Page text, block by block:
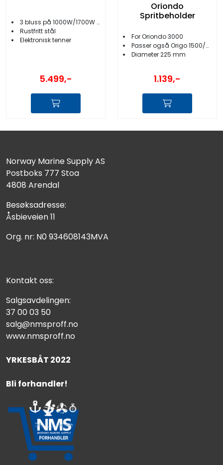
3 bluss på 1000W/1700W og 3000W
Rustfritt stål
Elektronisk tenner
5.499,-
Oriondo
Spritbeholder
For Oriondo 3000
Passer også Origo 1500/3000/6000
Diameter 225 mm
1.139,-
Norway Marine Supply AS
Postboks 777 Stoa
4808 Arendal
Besøksadresse:
Åsbieveien 11
Org. nr: N0 934608143MVA
Kontakt oss:
Salgsavdelingen:
37 00 03 50
salg@nmsproff.no
www.nmsproff.no
YRKESBÅT 2022
Bli forhandler!